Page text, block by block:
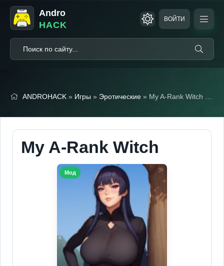
Andro
HACK
ВОЙТИ
ANDROHACK » Игры » Эротические » My A-Rank Witch (18+)
My A-Rank Witch
Мод